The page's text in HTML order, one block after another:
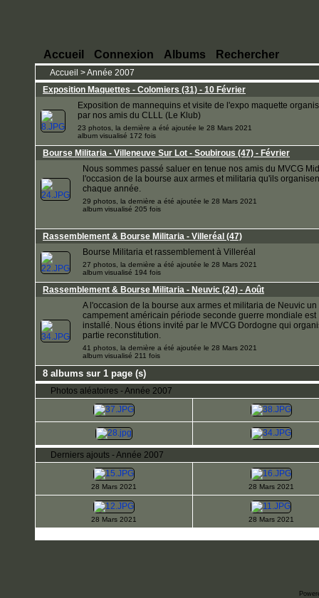
Accueil Connexion Albums Rechercher
Accueil >Année 2007
Exposition Maquettes - Colomiers (31) - 10 Février
Exposition de mannequins et visite de l'expo maquette
par nos amis du CLLL (Le Klub)
23 photos, la dernière a été ajoutée le 28 Mars 2021
album visualisé 172 fois
Bourse Militaria - Villeneuve Sur Lot - Soubirous (47) - Février
Nous sommes passé saluer en tenue nos amis du MVCG
l'occasion de la bourse aux armes et militaria qu'ils
chaque année.
29 photos, la dernière a été ajoutée le 28 Mars 2021
album visualisé 205 fois
Rassemblement & Bourse Militaria - Villeréal (47)
Bourse Militaria et rassemblement à Villeréal
27 photos, la dernière a été ajoutée le 28 Mars 2021
album visualisé 194 fois
Rassemblement & Bourse Militaria - Neuvic (24) - Août
A l'occasion de la bourse aux armes et militaria de Neuvic un
campement américain période seconde guerre mondiale est
installé. Nous étions invité par le MVCG Dordogne qui
partie reconstitution.
41 photos, la dernière a été ajoutée le 28 Mars 2021
album visualisé 211 fois
8 albums sur 1 page (s)
Photos aléatoires - Année 2007
Derniers ajouts - Année 2007
28 Mars 2021 28 Mars 2021
28 Mars 2021 28 Mars 2021